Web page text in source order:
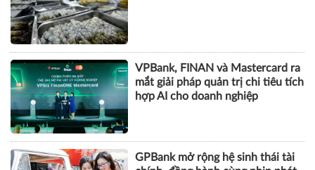
VPBank, FINAN và Mastercard ra
mắt giải pháp quản trị chi tiêu tích
hợp AI cho doanh nghiệp
GPBank mở rộng hệ sinh thái tài